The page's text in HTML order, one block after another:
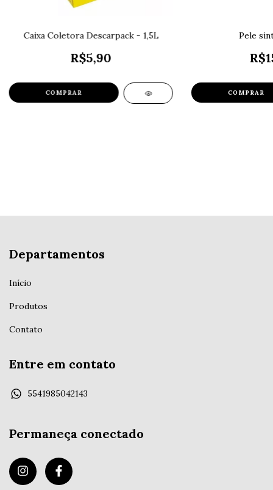
Caixa Coletora Descarpack - 1,5L
R$5,90
Pele
Departamentos
Início
Produtos
Contato
Entre em contato
5541985042143
Permaneça conectado